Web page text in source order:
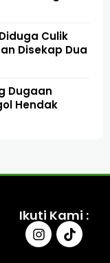
Culik
Disekap Dua
Dugaan
Hendak
Ikuti Kami :